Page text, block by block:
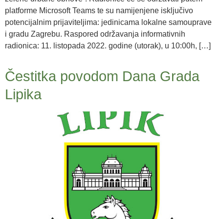
platforme Microsoft Teams te su namijenjene isključivo
potencijalnim prijaviteljima: jedinicama lokalne samouprave
i gradu Zagrebu. Raspored održavanja informativnih
radionica: 11. listopada 2022. godine (utorak), u 10:00h, […]
Čestitka povodom Dana Grada
Lipika